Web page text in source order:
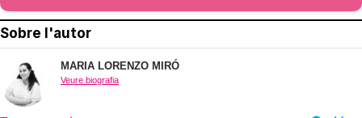
Sobre l'autor
MARIA LORENZO MIRÓ
Veure biografia